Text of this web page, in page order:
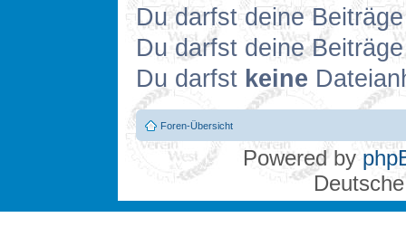
Du darfst deine
Du darfst deine
Du darfst keine
Foren-Übersicht
Powered by